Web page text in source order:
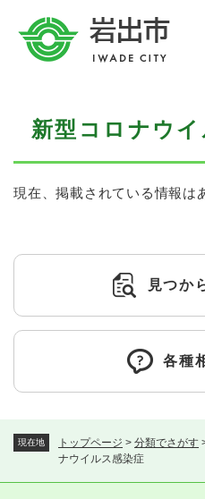
現在地 トップページ > 分類でさがす
ナウイルス感染症
新型コロナウ
現在、掲載されている情報は
見つか
各種